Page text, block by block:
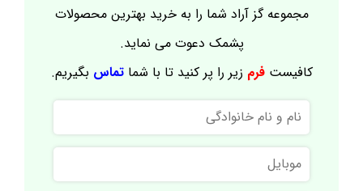
مجموعه گز آراد شما را به خرید بهترین محصولات
پشمک دعوت می نماید.
کافیستفرم زیر را پر کنید تا با شماتماس بگیریم.
نام
و
نام
خانوادگی
موبایل